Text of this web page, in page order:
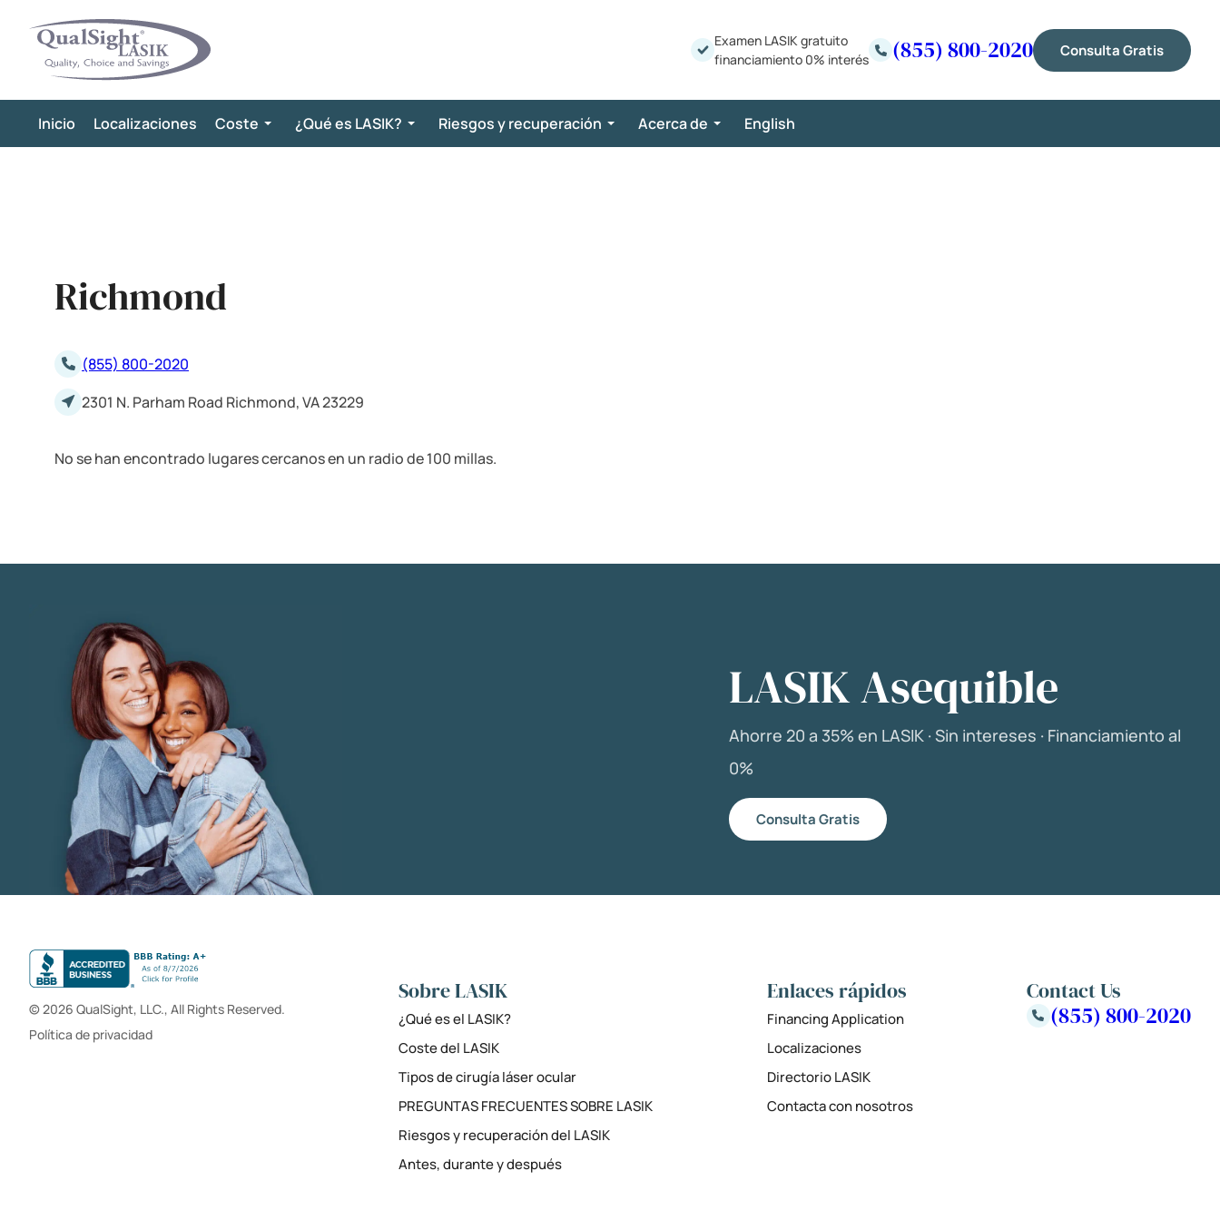
contenido
Examen LASIK gratuito
financiamiento 0% interés
(855) 800-2020 Consulta Gratis
Inicio Localizaciones Coste ¿Qué es LASIK? Riesgos y recuperación Acerca de English
Richmond
(855) 800-2020
2301 N. Parham Road Richmond, VA 23229
No se han encontrado lugares cercanos en un radio de 100 millas.
LASIK Asequible
Ahorre 20 a 35% en LASIK · Sin intereses · Financiamiento al
0%
Consulta Gratis
© 2026 QualSight, LLC., All Rights Reserved.
Política de privacidad
Sobre LASIK
¿Qué es el LASIK?
Coste del LASIK
Tipos de cirugía láser ocular
PREGUNTAS FRECUENTES SOBRE LASIK
Riesgos y recuperación del LASIK
Antes, durante y después
Enlaces rápidos
Financing Application
Localizaciones
Directorio LASIK
Contacta con nosotros
Contact Us
(855) 800-2020